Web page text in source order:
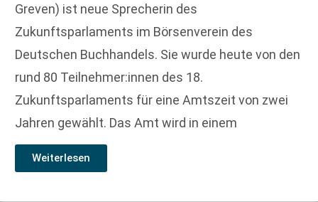
Greven) ist neue Sprecherin des
Zukunftsparlaments im Börsenverein des
Deutschen Buchhandels. Sie wurde heute von den
rund 80 Teilnehmer:innen des 18.
Zukunftsparlaments für eine Amtszeit von zwei
Jahren gewählt. Das Amt wird in einem
Weiterlesen